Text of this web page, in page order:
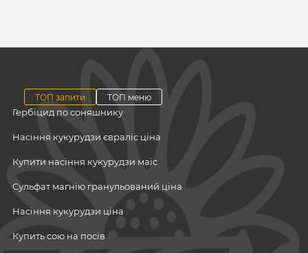
ТОП запити ТОП меню
Гербіцид по соняшнику
Насіння кукурудзи євраліс ціна
Купити насіння кукурудзи маіс
Сульфат магнію гранульований ціна
Насіння кукурудзи ціна
Купить сою на посів